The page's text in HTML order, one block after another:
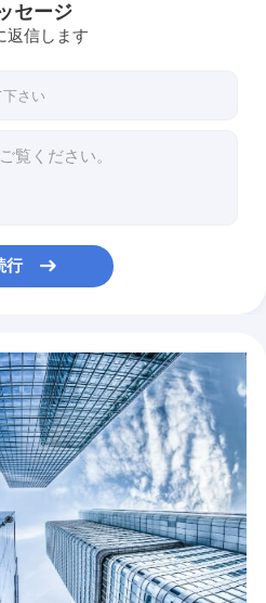
Printer for Printing on Plastic, Metal, Glass, Leather, Stone, Wood
printing inkjet led uv flatbed printer 9060
の印字機のための平面紫外線プリンターを導いた
Inch Flip Powder 2 60cm Main Machine 60cm T-shirt 4 A3 Dtf Printer
For DTF Printer For T-SHIRT Printer Heating And Drying
​​Hybrid Leather Letop 4Heads China UV Printer
Printer PVC Pipe Smart Cable Label Portable Handheld Handjet Due Date Printer
セージ
返信します
行